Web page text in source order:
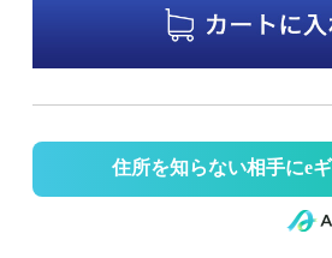
住所を知らない相手にe